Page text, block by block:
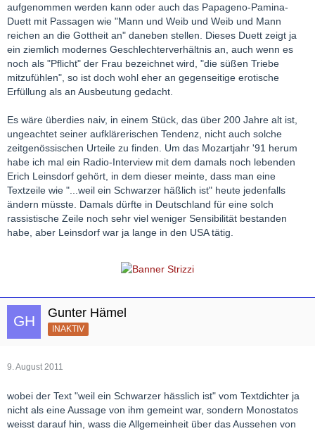
aufgenommen werden kann oder auch das Papageno-Pamina-
Duett mit Passagen wie "Mann und Weib und Weib und Mann
reichen an die Gottheit an" daneben stellen. Dieses Duett zeigt ja
ein ziemlich modernes Geschlechterverhältnis an, auch wenn es
noch als "Pflicht" der Frau bezeichnet wird, "die süßen Triebe
mitzufühlen", so ist doch wohl eher an gegenseitige erotische
Erfüllung als an Ausbeutung gedacht.
Es wäre überdies naiv, in einem Stück, das über 200 Jahre alt ist,
ungeachtet seiner aufklärerischen Tendenz, nicht auch solche
zeitgenössischen Urteile zu finden. Um das Mozartjahr '91 herum
habe ich mal ein Radio-Interview mit dem damals noch lebenden
Erich Leinsdorf gehört, in dem dieser meinte, dass man eine
Textzeile wie "...weil ein Schwarzer häßlich ist" heute jedenfalls
ändern müsste. Damals dürfte in Deutschland für eine solch
rassistische Zeile noch sehr viel weniger Sensibilität bestanden
habe, aber Leinsdorf war ja lange in den USA tätig.
Gunter Hämel
INAKTIV
9. August 2011
wobei der Text "weil ein Schwarzer hässlich ist" vom Textdichter ja
nicht als eine Aussage von ihm gemeint war, sondern Monostatos
weisst darauf hin, wass die Allgemeinheit über das Aussehen von